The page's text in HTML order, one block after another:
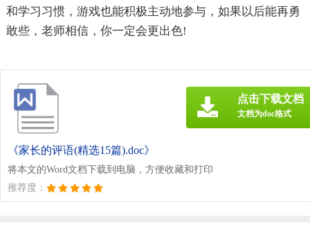
和学习习惯，游戏也能积极主动地参与，如果以后能再勇
敢些，老师相信，你一定会更出色!
《家长的评语(精选15篇).doc》
将本文的Word文档下载到电脑，方便收藏和打印
推荐度：
点击下载文档
文档为doc格式